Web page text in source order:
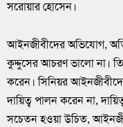
সরোয়ার হোসেন।
আইনজীবীদের অভিযোগ,
কুদ্দুসের আচরণ ভালো না।
করেন। সিনিয়র
দায়িত্ব পালন করেন না,
সচেতন হওয়া উচিত,